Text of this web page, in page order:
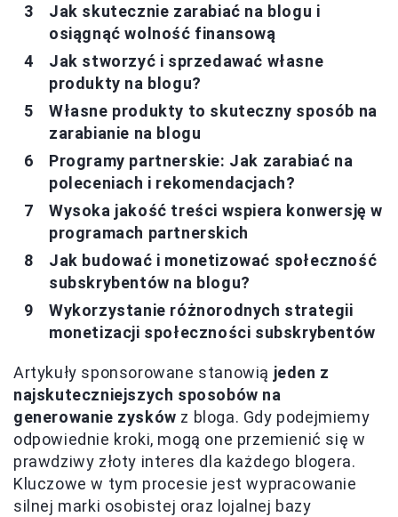
Jak skutecznie zarabiać na blogu i
osiągnąć wolność finansową
Jak stworzyć i sprzedawać własne
produkty na blogu?
Własne produkty to skuteczny sposób na
zarabianie na blogu
Programy partnerskie: Jak zarabiać na
poleceniach i rekomendacjach?
Wysoka jakość treści wspiera konwersję w
programach partnerskich
Jak budować i monetizować społeczność
subskrybentów na blogu?
Wykorzystanie różnorodnych strategii
monetizacji społeczności subskrybentów
Artykuły sponsorowane stanowią jeden z
najskuteczniejszych sposobów na
generowanie zysków z bloga. Gdy podejmiemy
odpowiednie kroki, mogą one przemienić się w
prawdziwy złoty interes dla każdego blogera.
Kluczowe w tym procesie jest wypracowanie
silnej marki osobistej oraz lojalnej bazy